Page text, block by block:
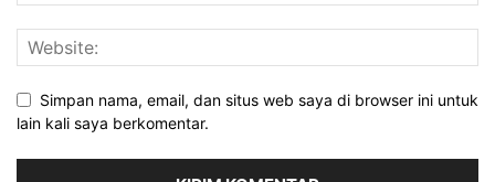
Simpan nama, email, dan situs web saya di browser ini untuk
lain kali saya berkomentar.